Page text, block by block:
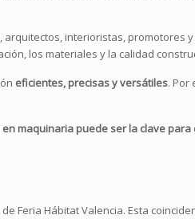
arquitectos, interioristas, promotores
los materiales y la calidad
eficientes, precisas y versátiles. Por
maquinaria puede ser la clave
Feria Hábitat Valencia. Esta